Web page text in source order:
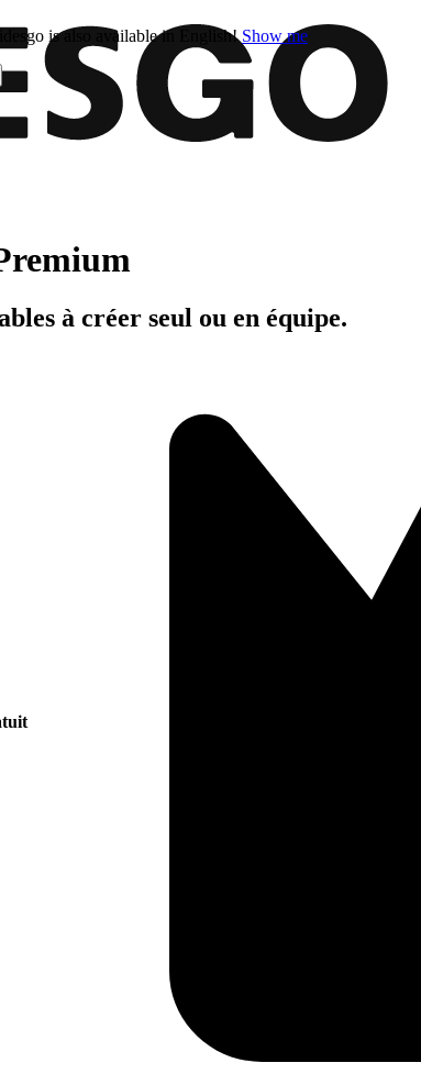
is also available in English! Show me
à créer seul ou en équipe.